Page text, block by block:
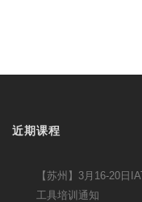
近期课程
【苏州】3月16-20日
工具培训通知